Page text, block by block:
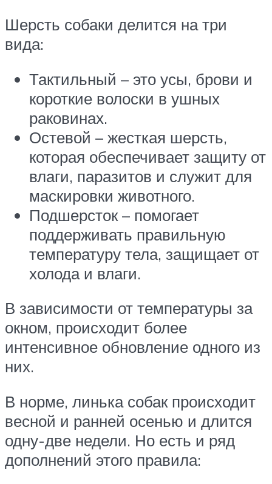
Шерсть собаки делится на три
вида:
Тактильный – это усы, брови и
короткие волоски в ушных
раковинах.
Остевой – жесткая шерсть,
которая обеспечивает защиту от
влаги, паразитов и служит для
маскировки животного.
Подшерсток – помогает
поддерживать правильную
температуру тела, защищает от
холода и влаги.
В зависимости от температуры за
окном, происходит более
интенсивное обновление одного из
них.
В норме, линька собак происходит
весной и ранней осенью и длится
одну-две недели. Но есть и ряд
дополнений этого правила: